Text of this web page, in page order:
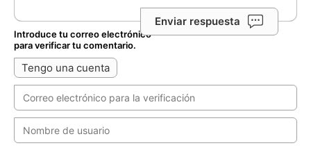
Enviar respuesta
Introduce tu correo electrónico
para verificar tu comentario.
Tengo una cuenta